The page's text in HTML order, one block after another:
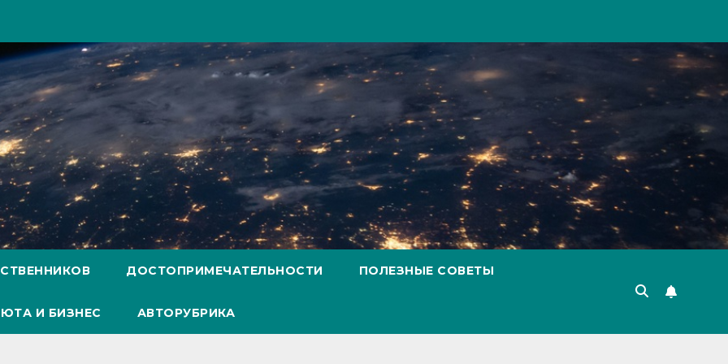
ДОСТОПРИМЕЧАТЕЛЬНОСТИ ПОЛЕЗНЫЕ СОВЕТЫ
И БИЗНЕС АВТОРУБРИКА